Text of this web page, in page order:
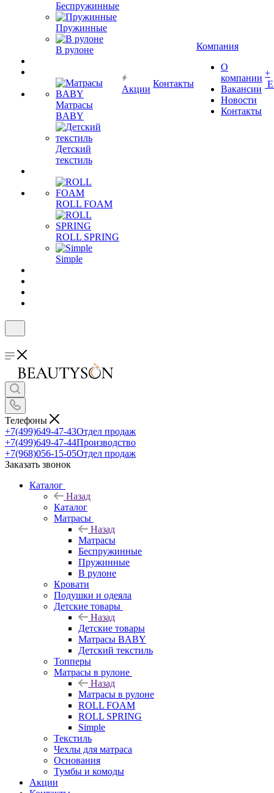
Беспружинные
Пружинные
В рулоне
Матрасы
BABY
Детский
текстиль
ROLL FOAM
ROLL SPRING
Simple
Акции
Контакты
Компания
О
компании
Вакансии
Новости
Контакты
+
Телефоны
+7(499)649-47-43Отдел продаж
+7(499)649-47-44Производство
+7(968)056-15-05Отдел продаж
Заказать звонок
Каталог
Назад
Каталог
Матрасы
Назад
Матрасы
Беспружинные
Пружинные
В рулоне
Кровати
Подушки и одеяла
Детские товары
Назад
Детские товары
Матрасы BABY
Детский текстиль
Топперы
Матрасы в рулоне
Назад
Матрасы в рулоне
ROLL FOAM
ROLL SPRING
Simple
Текстиль
Чехлы для матраса
Основания
Тумбы и комоды
Акции